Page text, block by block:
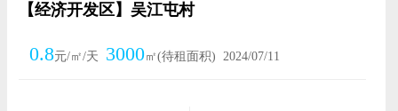
【经济开发区】吴江屯村
0.8元/㎡/天 3000㎡(待租面积) 2024/07/11